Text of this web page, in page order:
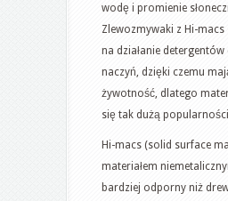
wodę i promienie
Zlewozmywaki z Hi-
na działanie
naczyń, dzięki czemu
żywotność, dlatego
się tak dużą
Hi-macs (solid surface
materiałem
bardziej odporny niż